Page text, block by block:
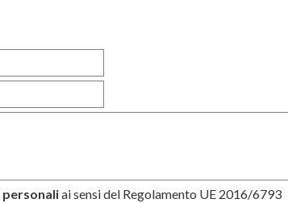
ai sensi del Regolamento UE 2016/6793